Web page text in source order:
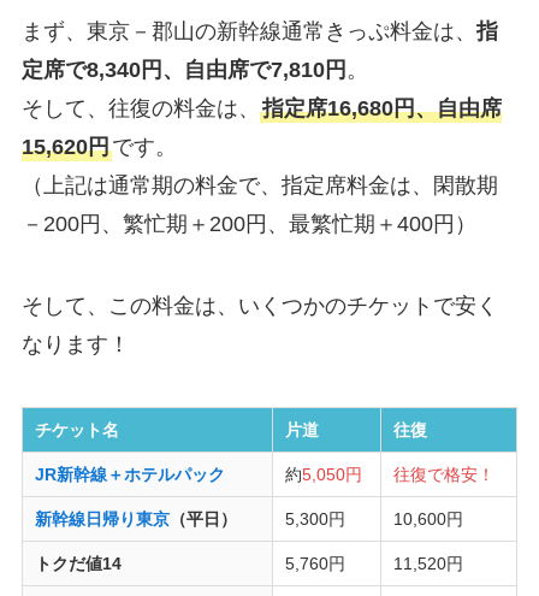
まず、東京－郡山の新幹線通常きっぷ料金は、 指
定席で8,340円、自由席で7,810円 。
そして、往復の料金は、 指定席16,680円、自由席
15,620円です。
（上記は通常期の料金で、指定席料金は、閑散期
－200円、繁忙期＋200円、最繁忙期＋400円）
そして、この料金は、いくつかのチケットで安く
なります！
チケット名 片道 往復
JR新幹線＋ホテルパック 約5,050円 往復で格安！
新幹線日帰り東京 （平日） 5,300円 10,600円
トクだ値14 5,760円 11,520円